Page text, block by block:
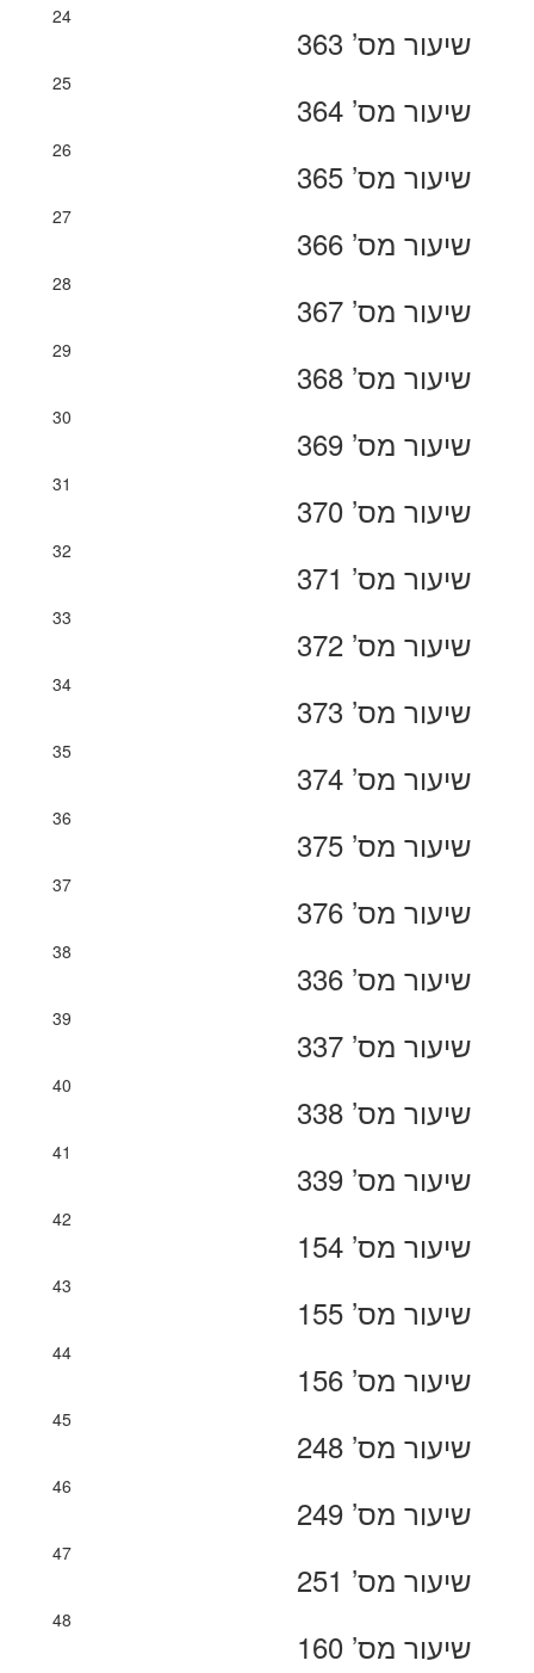
24
שיעור מס’ 363
25
שיעור מס’ 364
26
שיעור מס’ 365
27
שיעור מס’ 366
28
שיעור מס’ 367
29
שיעור מס’ 368
30
שיעור מס’ 369
31
שיעור מס’ 370
32
שיעור מס’ 371
33
שיעור מס’ 372
34
שיעור מס’ 373
35
שיעור מס’ 374
36
שיעור מס’ 375
37
שיעור מס’ 376
38
שיעור מס’ 336
39
שיעור מס’ 337
40
שיעור מס’ 338
41
שיעור מס’ 339
42
שיעור מס’ 154
43
שיעור מס’ 155
44
שיעור מס’ 156
45
שיעור מס’ 248
46
שיעור מס’ 249
47
שיעור מס’ 251
48
שיעור מס’ 160